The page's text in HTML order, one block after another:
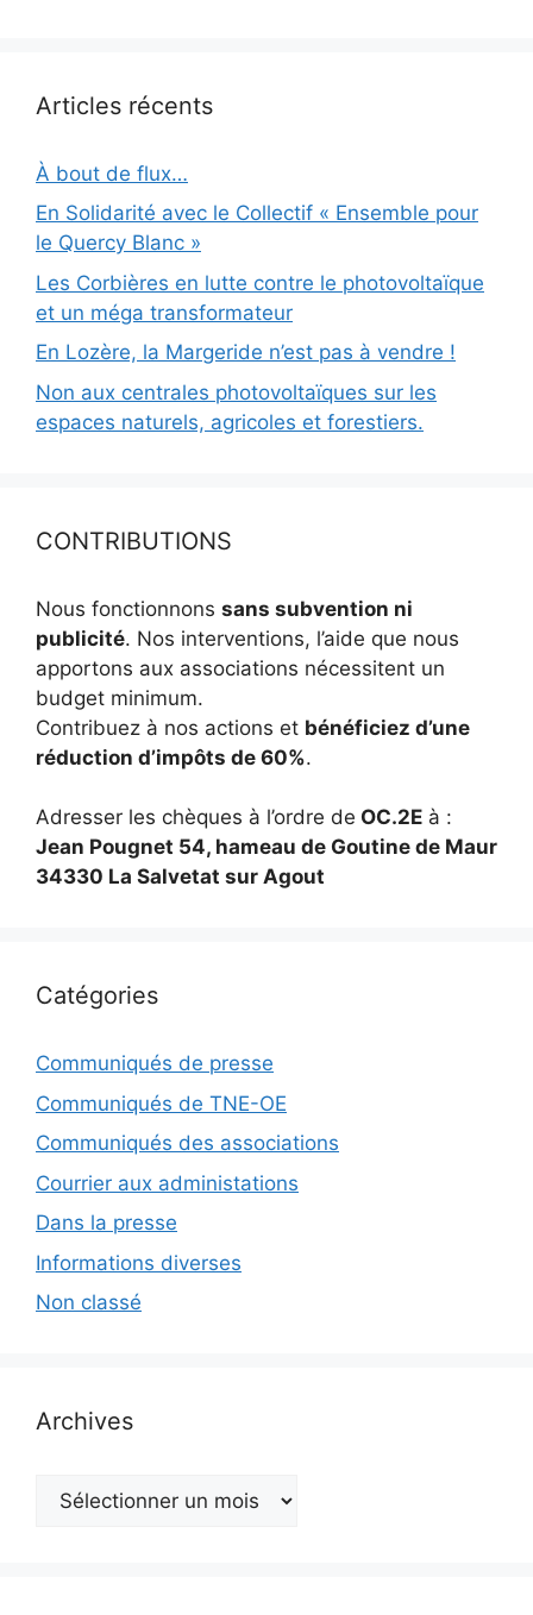
Articles récents
À bout de flux…
En Solidarité avec le Collectif « Ensemble pour
le Quercy Blanc »
Les Corbières en lutte contre le photovoltaïque
et un méga transformateur
En Lozère, la Margeride n’est pas à vendre !
Non aux centrales photovoltaïques sur les
espaces naturels, agricoles et forestiers.
CONTRIBUTIONS
Nous fonctionnons sans subvention ni
publicité. Nos interventions, l’aide que nous
apportons aux associations nécessitent un
budget minimum.
Contribuez à nos actions et bénéficiez d’une
réduction d’impôts de 60%.
Adresser les chèques à l’ordre de OC.2E à :
Jean Pougnet 54, hameau de Goutine de Maur
34330 La Salvetat sur Agout
Catégories
Communiqués de presse
Communiqués de TNE-OE
Communiqués des associations
Courrier aux administations
Dans la presse
Informations diverses
Non classé
Archives
Archives